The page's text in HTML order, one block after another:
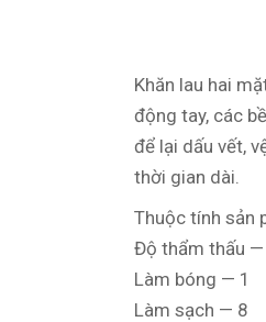
Khăn lau hai
động tay, các
để lại dấu vết,
thời gian dài.
Thuộc tính sản
Độ thẩm thấu —
Làm bóng — 1
Làm sạch — 8